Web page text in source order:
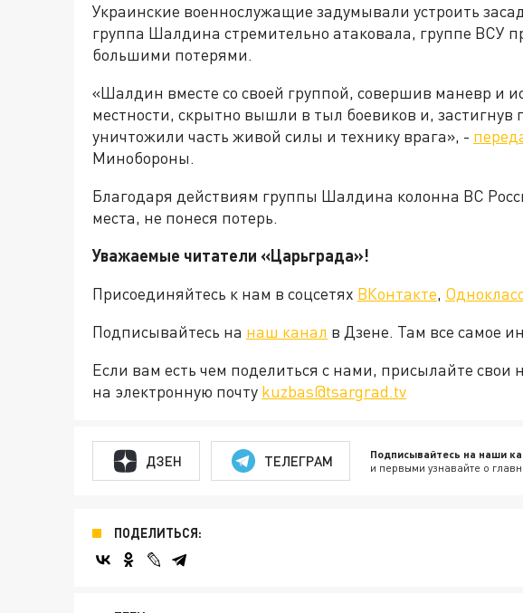
Украинские военнослужащие задумывали устроить
группа Шалдина стремительно атаковала, группе ВСУ
большими потерями.
«Шалдин вместе со своей группой, совершив маневр и
местности, скрытно вышли в тыл боевиков и, застигнув
уничтожили часть живой силы и технику врага», -
Минобороны.
Благодаря действиям группы Шалдина колонна ВС
места, не понеся потерь.
Уважаемые читатели «Царьграда»!
Присоединяйтесь к нам в соцсетях ВКонтакте,
Подписывайтесь на наш канал в Дзене. Там все самое
Если вам есть чем поделиться с нами, присылайте
на электронную почту kuzbas@tsargrad.tv
ДЗЕН ТЕЛЕГРАМ Подписывайтесь на наши
и первыми узнавайте о
ПОДЕЛИТЬСЯ: